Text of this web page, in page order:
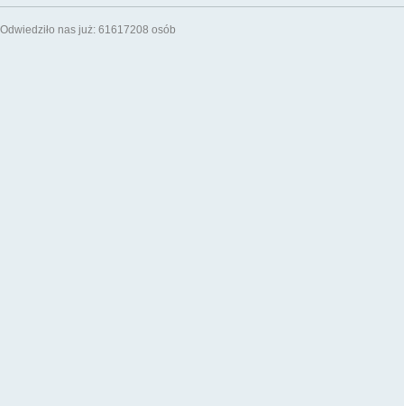
Odwiedziło nas już: 61617208 osób